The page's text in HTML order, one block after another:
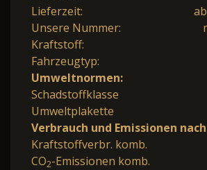
Lieferzeit:
Unsere Nummer:
Kraftstoff:
Fahrzeugtyp:
Umweltnormen:
Schadstoffklasse
Umweltplakette
Verbrauch und Emissionen nach
Kraftstoffverbr. komb.
CO2-Emissionen komb.